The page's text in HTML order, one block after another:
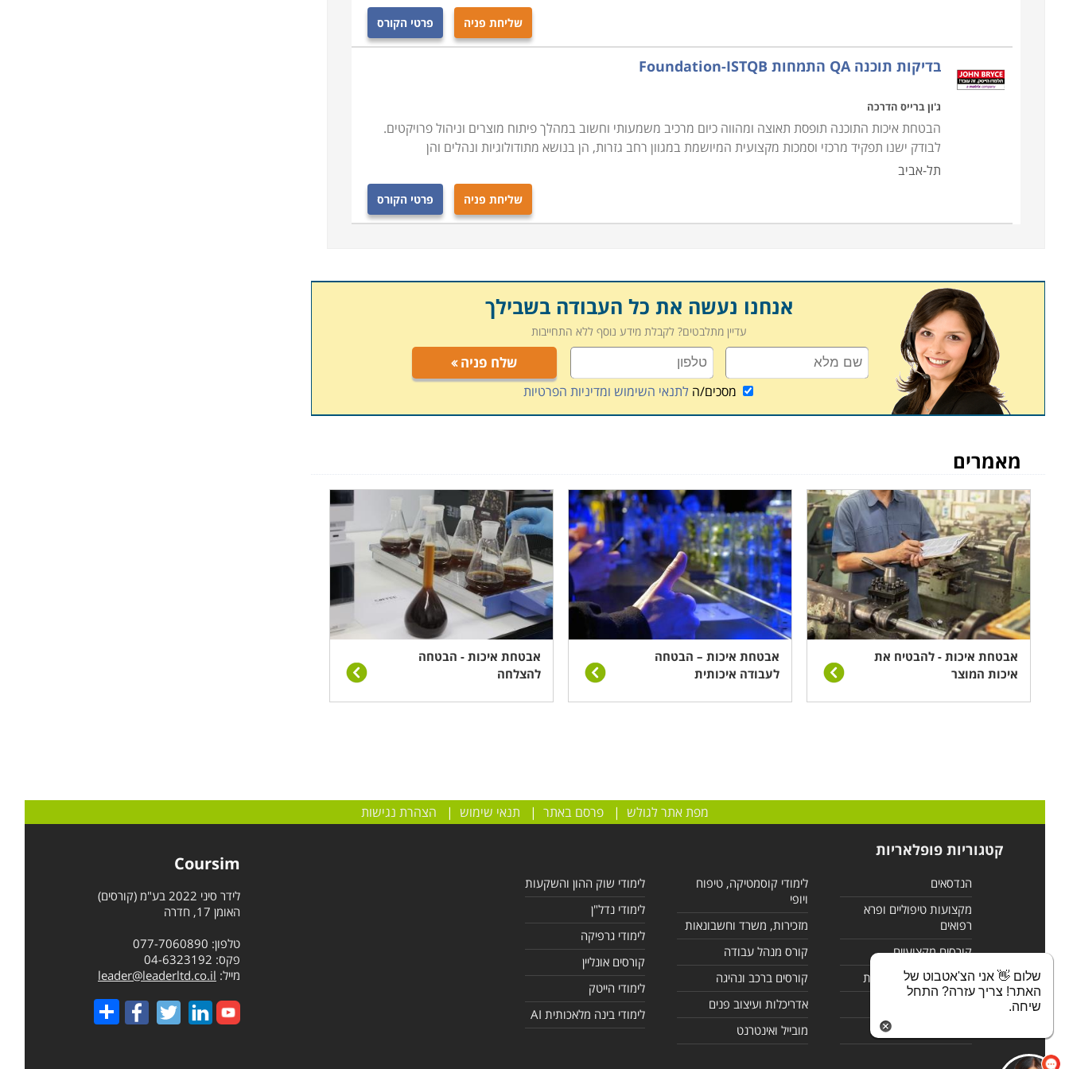
על השירותים והמוצרים הניתנים על ידו. תהיו מעורבים בתהליכים של שיפור המוצרים ושיפור התהליכים בהם הם
קורס אבטחת איכות ניתן ללמוד במוסדות לימוד רבים. בכל הארץ תוכלו למצוא מכללה או מוסד המעבירים את הקורס:
בחיפה, תל אביב, ירושלים ובאר שבע. כך שאם בחרתם להתמקצע בתפקיד החשוב הזה תוכלו לבחור את המקום הנוח
שליחת פניה פרטי הקורס
בדיקות תוכנה QA התמחות Foundation-ISTQB
ג'ון ברייס הדרכה
הבטחת איכות התוכנה תופסת תאוצה ומהווה כיום מרכיב משמעותי וחשוב במהלך פיתוח מוצרים וניהול פרויקטים.
לבודק ישנו תפקיד מרכזי וסמכות מקצועית המיושמת במגוון רחב גזרות, הן בנושא מתודולוגיות ונהלים והן
תל-אביב
שליחת פניה פרטי הקורס
אנחנו נעשה את כל העבודה בשבילך
עדיין מתלבטים? לקבלת מידע נוסף ללא התחייבות
שלח פניה
מסכים/הלתנאי השימוש ומדיניות הפרטיות
מאמרים
אבטחת איכות - להבטיח את
איכות המוצר
אבטחת איכות – הבטחה
לעבודה איכותית
אבטחת איכות - הבטחה
להצלחה
מפת אתר לגולש |פרסם באתר | תנאי שימוש | הצהרת נגישות
קטגוריות פופלאריות
הנדסאים
מקצועות טיפוליים ופרא
רפואים
קורסים מקצועיים
לימודי מחשבים ורשתות
לימודי קוסמטיקה, טיפוח
ויופי
מזכירות, משרד וחשבונאות
קורס מנהל עבודה
קורסים ברכב ונהיגה
אדריכלות ועיצוב פנים
מובייל ואינטרנט
לימודי שוק ההון והשקעות
לימודי נדל"ן
לימודי גרפיקה
קורסים אונליין
לימודי הייטק
לימודי בינה מלאכותית AI
Coursim
לידר סיני 2022 בע"מ (קורסים)
האומן 17, חדרה
טלפון: 077-7060890
פקס: 04-6323192
מייל: leader@leaderltd.co.il
Share
שלום 👋 אני הצ'אטבוט של
האתר! צריך עזרה? התחל
שיחה.